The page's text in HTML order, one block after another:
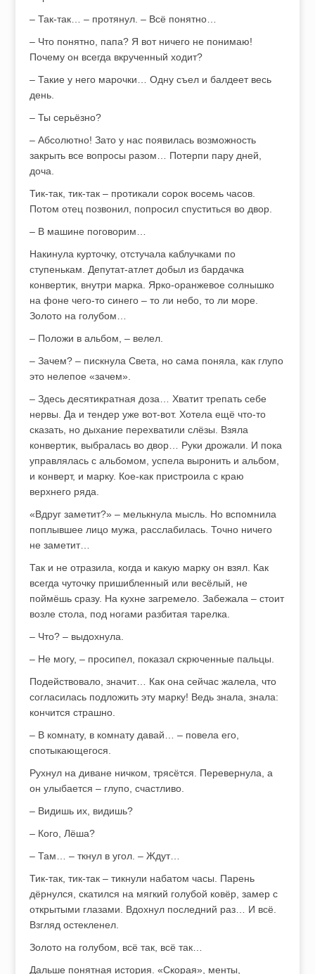
– Так-так… – протянул. – Всё понятно…
– Что понятно, папа? Я вот ничего не понимаю!
Почему он всегда вкрученный ходит?
– Такие у него марочки… Одну съел и балдеет весь
день.
– Ты серьёзно?
– Абсолютно! Зато у нас появилась возможность
закрыть все вопросы разом… Потерпи пару дней,
доча.
Тик-так, тик-так – протикали сорок восемь часов.
Потом отец позвонил, попросил спуститься во двор.
– В машине поговорим…
Накинула курточку, отстучала каблучками по
ступенькам. Депутат-атлет добыл из бардачка
конвертик, внутри марка. Ярко-оранжевое солнышко
на фоне чего-то синего – то ли небо, то ли море.
Золото на голубом…
– Положи в альбом, – велел.
– Зачем? – пискнула Света, но сама поняла, как глупо
это нелепое «зачем».
– Здесь десятикратная доза… Хватит трепать себе
нервы. Да и тендер уже вот-вот. Хотела ещё что-то
сказать, но дыхание перехватили слёзы. Взяла
конвертик, выбралась во двор… Руки дрожали. И пока
управлялась с альбомом, успела выронить и альбом,
и конверт, и марку. Кое-как пристроила с краю
верхнего ряда.
«Вдруг заметит?» – мелькнула мысль. Но вспомнила
поплывшее лицо мужа, расслабилась. Точно ничего
не заметит…
Так и не отразила, когда и какую марку он взял. Как
всегда чуточку пришибленный или весёлый, не
поймёшь сразу. На кухне загремело. Забежала – стоит
возле стола, под ногами разбитая тарелка.
– Что? – выдохнула.
– Не могу, – просипел, показал скрюченные пальцы.
Подействовало, значит… Как она сейчас жалела, что
согласилась подложить эту марку! Ведь знала, знала:
кончится страшно.
– В комнату, в комнату давай… – повела его,
спотыкающегося.
Рухнул на диване ничком, трясётся. Перевернула, а
он улыбается – глупо, счастливо.
– Видишь их, видишь?
– Кого, Лёша?
– Там… – ткнул в угол. – Ждут…
Тик-так, тик-так – тикнули набатом часы. Парень
дёрнулся, скатился на мягкий голубой ковёр, замер с
открытыми глазами. Вдохнул последний раз… И всё.
Взгляд остекленел.
Золото на голубом, всё так, всё так…
Дальше понятная история. «Скорая», менты,